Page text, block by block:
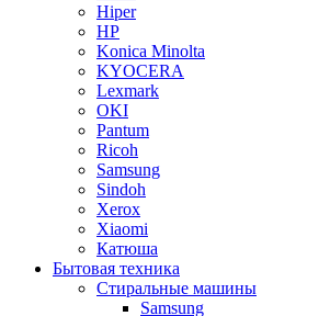
Hiper
HP
Konica Minolta
KYOCERA
Lexmark
OKI
Pantum
Ricoh
Samsung
Sindoh
Xerox
Xiaomi
Катюша
Бытовая техника
Стиральные машины
Samsung